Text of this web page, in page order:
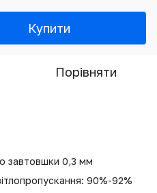
Купити
Порівняти
завтовшки 0,3 мм
90%-92%